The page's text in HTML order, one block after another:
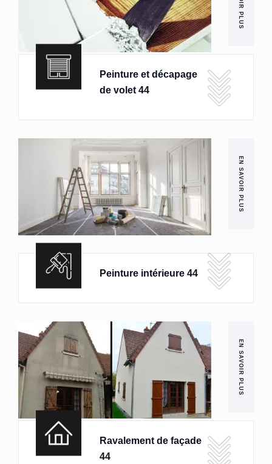
Peinture et décapage
de volet 44
EN SAVOIR PLUS
Peinture intérieure 44
EN SAVOIR PLUS
Ravalement de façade
44